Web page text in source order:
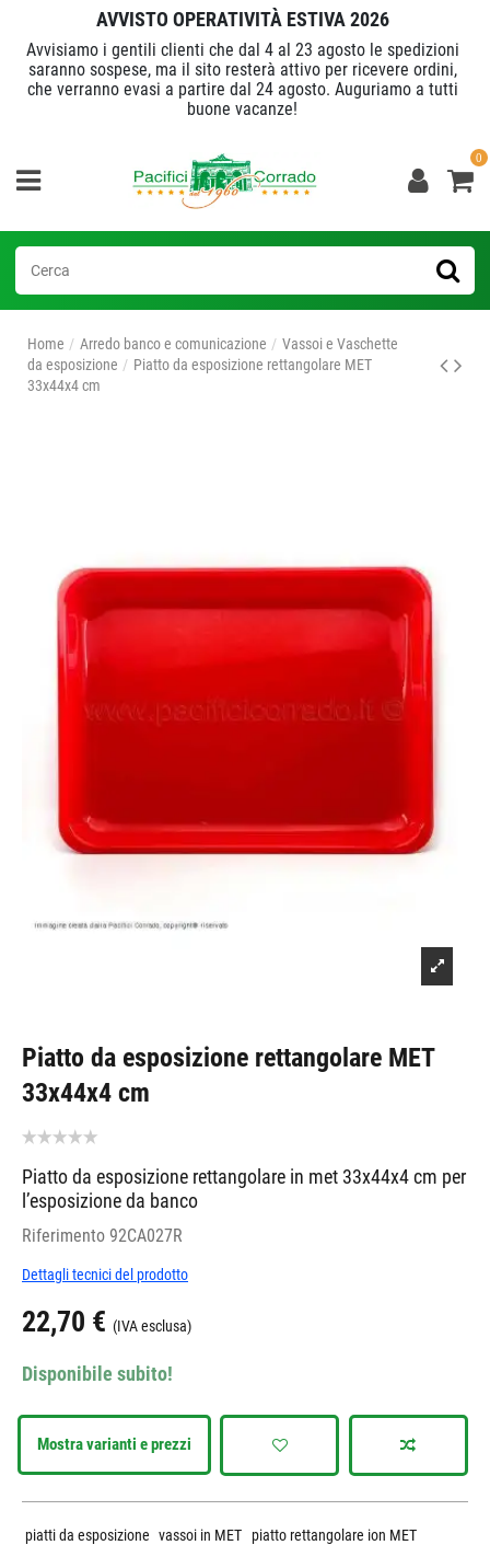
AVVISTO OPERATIVITÀ ESTIVA 2026
Avvisiamo i gentili clienti che dal 4 al 23 agosto le spedizioni
saranno sospese, ma il sito resterà attivo per ricevere ordini,
che verranno evasi a partire dal 24 agosto. Auguriamo a tutti
buone vacanze!
0
Home Arredo banco e comunicazione
Vassoi e Vaschette
da esposizione
Piatto da esposizione rettangolare MET
33x44x4 cm
Piatto da esposizione rettangolare MET
33x44x4 cm
Piatto da esposizione rettangolare in met 33x44x4 cm per
l’esposizione da banco
Riferimento 92CA027R
Dettagli tecnici del prodotto
22,70 € (IVA esclusa)
Disponibile subito!
Mostra varianti e prezzi
piatti da esposizione vassoi in MET piatto rettangolare ion MET